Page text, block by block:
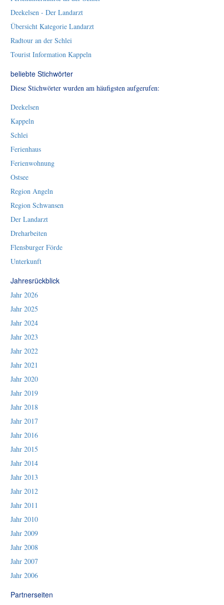
Deekelsen - Der Landarzt
Übersicht Kategorie Landarzt
Radtour an der Schlei
Tourist Information Kappeln
beliebte Stichwörter
Diese Stichwörter wurden am häufigsten aufgerufen:
Deekelsen
Kappeln
Schlei
Ferienhaus
Ferienwohnung
Ostsee
Region Angeln
Region Schwansen
Der Landarzt
Dreharbeiten
Flensburger Förde
Unterkunft
Jahresrückblick
Jahr 2026
Jahr 2025
Jahr 2024
Jahr 2023
Jahr 2022
Jahr 2021
Jahr 2020
Jahr 2019
Jahr 2018
Jahr 2017
Jahr 2016
Jahr 2015
Jahr 2014
Jahr 2013
Jahr 2012
Jahr 2011
Jahr 2010
Jahr 2009
Jahr 2008
Jahr 2007
Jahr 2006
Partnerseiten